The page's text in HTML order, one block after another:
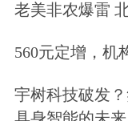
老美非农爆雷
560元定增，机
宇树科技破发